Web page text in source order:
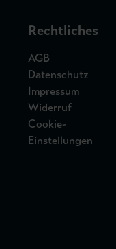
Rechtliches
AGB
Datenschutz
Impressum
Widerruf
Cookie-
Einstellungen